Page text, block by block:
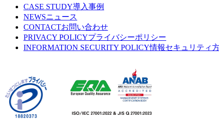
CASE STUDY導入事例
NEWSニュース
CONTACTお問い合わせ
PRIVACY POLICYプライバシーポリシー
INFORMATION SECURITY POLICY情報セキュリティ